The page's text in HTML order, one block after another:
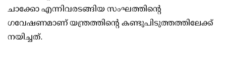
ചാക്കോ എന്നിവരടങ്ങിയ സംഘത്തിന്റെ
ഗവേഷണമാണ് യന്ത്രത്തിന്റെ കണ്ടുപിടുത്തത്തിലേക്ക്
നയിച്ചത്.